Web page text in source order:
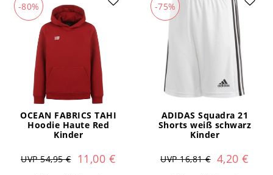
-80%
OCEAN FABRICS TAHI
Hoodie Haute Red
Kinder
UVP 54,95 € 11,00 €
-75%
ADIDAS Squadra 21
Shorts weiß schwarz
Kinder
UVP 16,81 € 4,20 €